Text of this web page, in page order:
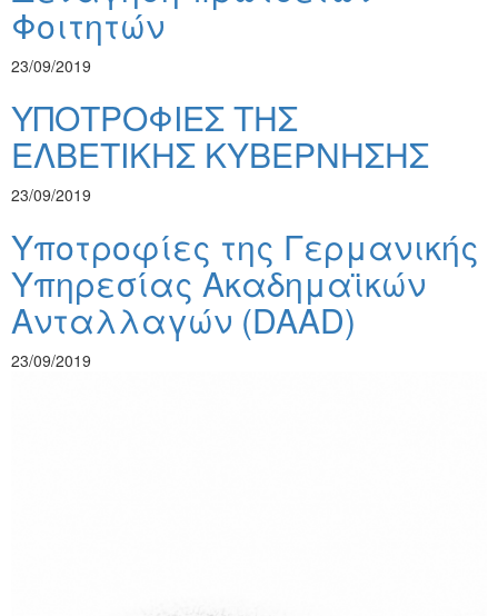
Φοιτητών
23/09/2019
ΥΠΟΤΡΟΦΙΕΣ ΤΗΣ
ΕΛΒΕΤΙΚΗΣ ΚΥΒΕΡΝΗΣΗΣ
23/09/2019
Υποτροφίες της Γερμανικής
Υπηρεσίας Ακαδημαϊκών
Ανταλλαγών (DAAD)
23/09/2019